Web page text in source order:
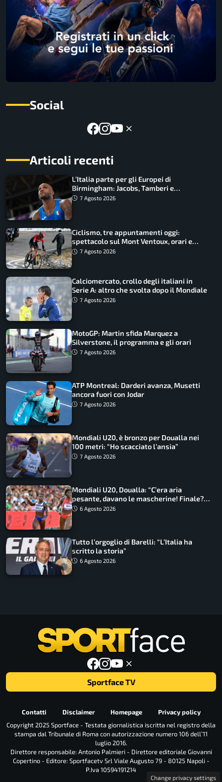
Social
Articoli recenti
L’Italia parte per gli Europei di
Birmingham: Jacobs, Tamberi e
Battocletti guidano una spedizione
7 Agosto 2026
Ciclismo, tre appuntamenti oggi:
spettacolo sul Mont Ventoux, orari e
come vederli
7 Agosto 2026
Calciomercato, crollo degli italiani in
Serie A: altro che svolta dopo il Mondiale
7 Agosto 2026
MotoGP: Martin sfida Marquez a
Silverstone, il programma e gli orari
7 Agosto 2026
ATP Montreal: Darderi avanza, Musetti
ancora fuori con Jodar
7 Agosto 2026
Mondiali U20, è bronzo per Doualla nei
100 metri: “Ho scacciato l’ansia”
7 Agosto 2026
Mondiali U20, Doualla: “C’era aria
pesante, davano le mascherine! Finale?
Non ho nulla da perdere”
6 Agosto 2026
Tutto l’orgoglio di Barelli: “L’Italia ha
scritto la storia”
6 Agosto 2026
Sportface TV
Contatti Disclaimer Homepage
Privacy policy
Copyright 2025 Sportface - Testata giornalistica iscritta nel registro della
stampa dal Tribunale di Roma con autorizzazione numero 106 dell’11
luglio 2016.
Direttore responsabile: Antonio Palmieri - Direttore editoriale Giovanni
Copertino - Editore: Sportfacetv Srl Viale Augusto 79 - 80125 Napoli -
P.Iva 10594191214
Change privacy settings